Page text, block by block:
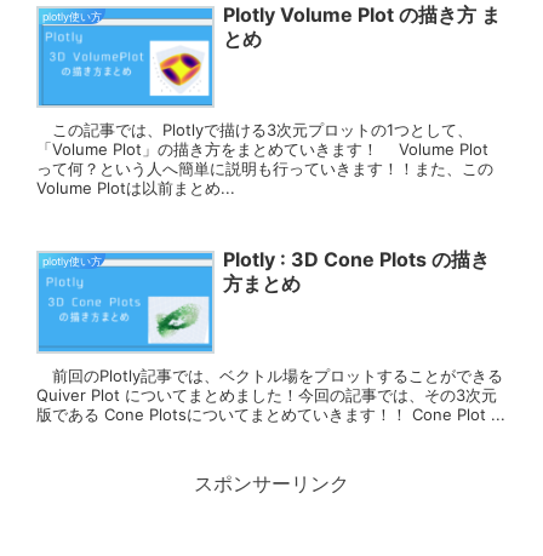
plotly使い方
Plotly Volume Plot の描き方 ま
とめ
この記事では、Plotlyで描ける3次元プロットの1つとして、
「Volume Plot」の描き方をまとめていきます！ Volume Plot
って何？という人へ簡単に説明も行っていきます！！また、この
Volume Plotは以前まとめ...
plotly使い方
Plotly : 3D Cone Plots の描き
方まとめ
前回のPlotly記事では、ベクトル場をプロットすることができる
Quiver Plot についてまとめました！今回の記事では、その3次元
版である Cone Plotsについてまとめていきます！！ Cone Plot ...
スポンサーリンク